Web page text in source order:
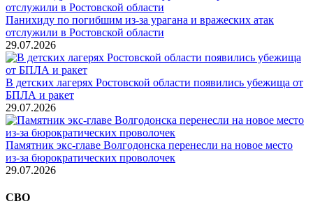
Панихиду по погибшим из-за урагана и вражеских атак
отслужили в Ростовской области
29.07.2026
В детских лагерях Ростовской области появились убежища от
БПЛА и ракет
29.07.2026
Памятник экс-главе Волгодонска перенесли на новое место
из-за бюрократических проволочек
29.07.2026
СВО